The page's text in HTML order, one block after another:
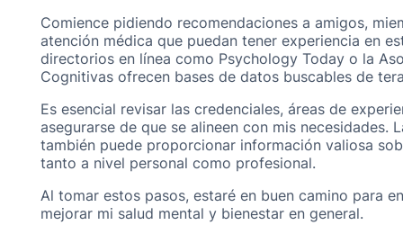
Comience pidiendo recomendaciones a amigos,
atención médica que puedan tener experiencia en
directorios en línea como Psychology Today o la
Cognitivas ofrecen bases de datos buscables de
Es esencial revisar las credenciales, áreas de
asegurarse de que se alineen con mis necesidades.
también puede proporcionar información valiosa
tanto a nivel personal como profesional.
Al tomar estos pasos, estaré en buen camino para
mejorar mi salud mental y bienestar en general.